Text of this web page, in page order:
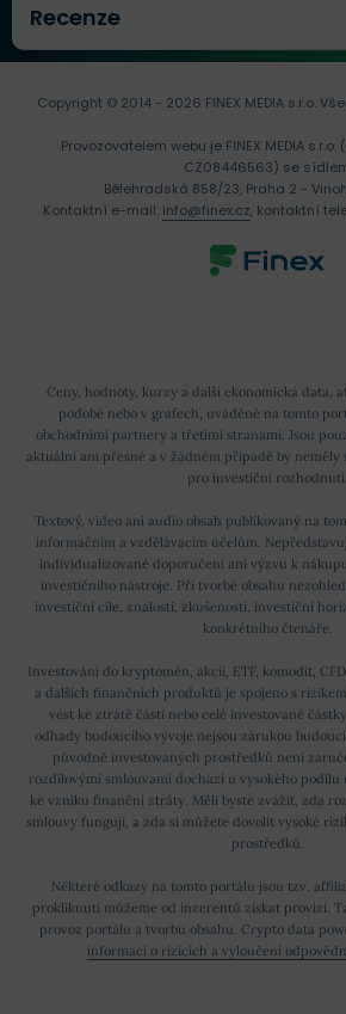
Recenze
Ceny, hodnoty, kurzy a další ekonomická data,
podobě nebo v grafech, uváděné na tomto
obchodními partnery a třetími stranami. Jsou
aktuální ani přesné a v žádném případě by
pro investiční rozhodnutí.
Textový, video ani audio obsah publikovaný na
informačním a vzdělávacím účelům.
individualizované doporučení ani výzvu k
investičního nástroje. Při tvorbě obsahu
investiční cíle, znalosti, zkušenosti, investiční
konkrétního čtenáře.
Investování do kryptoměn, akcií, ETF, komodit,
a dalších finančních produktů je spojeno s
vést ke ztrátě části nebo celé investované
odhady budoucího vývoje nejsou zárukou
původně investovaných prostředků není
rozdílovými smlouvami dochází u vysokého
ke vzniku finanční ztráty. Měli byste zvážit, zda
smlouvy fungují, a zda si můžete dovolit vysoké
prostředků.
Některé odkazy na tomto portálu jsou tzv.
prokliknutí můžeme od inzerentů získat provizi.
provoz portálu a tvorbu obsahu. Crypto data
informací o rizicích a vyloučení
Copyright © 2014 - 2026 FINEX MEDIA s.r.o.
Provozovatelem webu je FINEX MEDIA
CZ08446563) se
Bělehradská 858/23, Praha 2 -
Kontaktní e-mail: info@finex.cz, kontaktní